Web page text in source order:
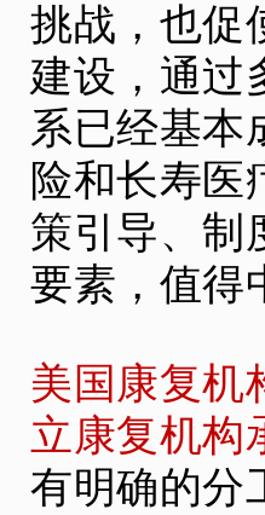
挑战，也促
建设，通过
系已经基本
险和长寿医
策引导、制
要素，值得
美国康复机
立康复机构
有明确的分